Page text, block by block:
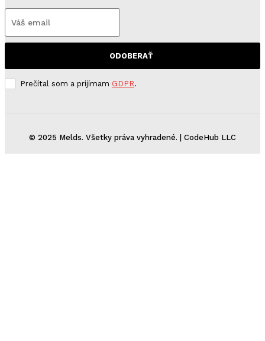
ODOBERAŤ
Prečítal som a prijímam GDPR.
© 2025 Melds. Všetky práva vyhradené. | CodeHub LLC